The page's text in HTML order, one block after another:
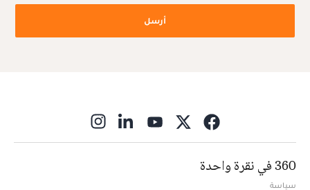
أرسل
360 في نقرة واحدة
سياسة